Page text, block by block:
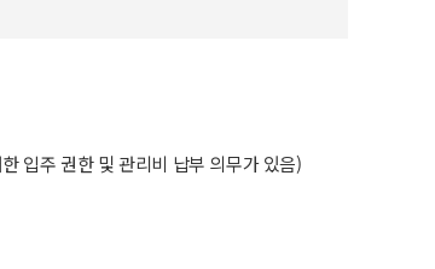
입주 권한 및 관리비 납부 의무가 있음)